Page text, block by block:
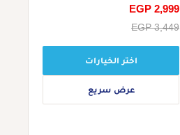
سعر
EGP 2,999
سعر
EGP 3,449
اختر الخيارات
عرض سريع